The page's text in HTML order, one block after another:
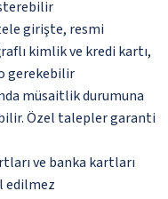
girişte, resmi
kimlik ve kredi kartı,
gerekebilir
müsaitlik durumuna
Özel talepler garanti
ve banka kartları
edilmez